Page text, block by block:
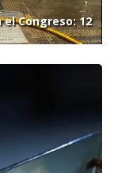
Congreso: 12